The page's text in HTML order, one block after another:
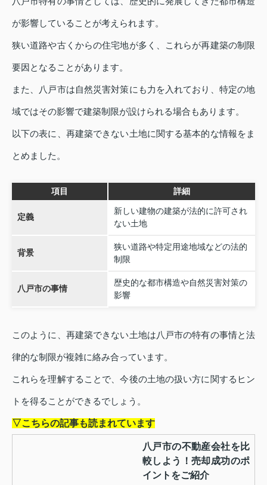
が影響していることが考えられます。
狭い道路や古くからの住宅地が多く、これらが再建築の制限
要因となることがあります。
また、八戸市は自然災害対策にも力を入れており、特定の地
域ではその影響で建築制限が設けられる場合もあります。
以下の表に、再建築できない土地に関する基本的な情報をま
とめました。
項目 詳細
定義
新しい建物の建築が法的に許可され
ない土地
背景
狭い道路や特定用途地域などの法的
制限
八戸市の事情
歴史的な都市構造や自然災害対策の
影響
このように、再建築できない土地は八戸市の特有の事情と法
律的な制限が複雑に絡み合っています。
これらを理解することで、今後の土地の扱い方に関するヒン
トを得ることができるでしょう。
▽こちらの記事も読まれています
八戸市の不動産会社を比
較しよう！売却成功のポ
イントをご紹介